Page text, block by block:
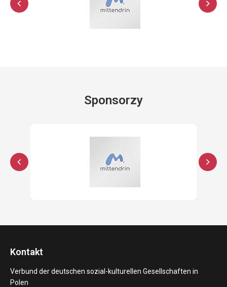
Sponsorzy
Kontakt
Verbund der deutschen sozial-kulturellen Gesellschaften in
Polen